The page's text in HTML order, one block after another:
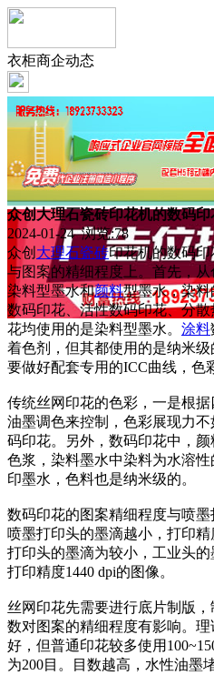
衣柜商企动态
众创大理石瓷砖印花机的数码
2024-01-24 浏览:78
众创 大理石瓷砖印花机的数码
与图案的精细程度上。首先，
染料型墨水和颜料型墨水，染
数码印花、活性数码印花、分
花均使用的是染料型墨水。 涂料
着色剂，但其都使用的是纳米
要做好配套专用的ICC曲线，色
传统丝网印花的色彩，一是根
油墨调色来控制，色彩展现力
码印花。另外，数码印花中，
色浆，染料墨水中染料为水溶
印墨水，色料也是纳米级的。
数码印花的图案精细程度与喷墨
喷墨打印头的墨滴越小，打印
打印头的墨滴为较小，工业头
打印精度1440 dpi的图像。
丝网印花先需要进行底片制版
数对图案的精细程度有影响。
好，但普通印花较多使用
为200目。目数越高，水性油墨